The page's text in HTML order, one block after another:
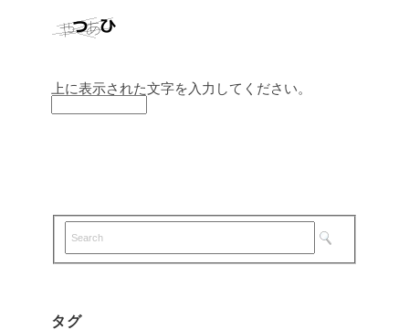
上に表示された文字を入力してください。
タグ